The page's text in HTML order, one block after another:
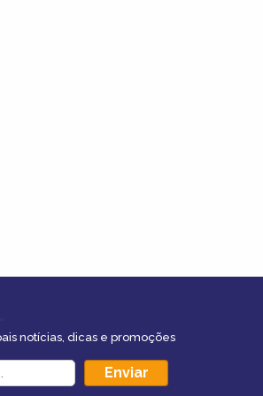
notícias, dicas e promoções